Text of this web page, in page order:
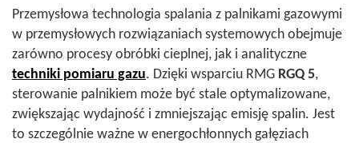
Przemysłowa technologia spalania z palnikami gazowymi
w przemysłowych rozwiązaniach systemowych obejmuje
zarówno procesy obróbki cieplnej, jak i analityczne
techniki pomiaru gazu. Dzięki wsparciu RMG RGQ 5,
sterowanie palnikiem może być stale optymalizowane,
zwiększając wydajność i zmniejszając emisję spalin. Jest
to szczególnie ważne w energochłonnych gałęziach